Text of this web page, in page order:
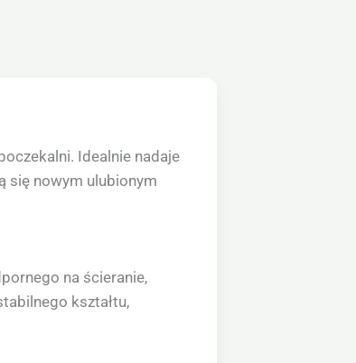
Idealnie nadaje
się nowym ulubionym
na ścieranie,
kształtu,